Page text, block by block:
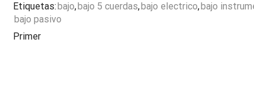
Etiquetas: bajo, bajo 5 cuerdas, bajo electrico, bajo
bajo pasivo
Primer